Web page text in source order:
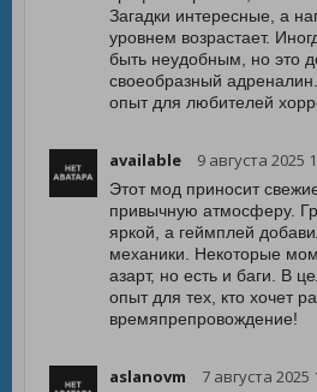
Загадки интересные, а
уровнем возрастает.
быть неудобным, но это
своеобразный
опыт для любителей
available 9 августа 2025
Этот мод приносит
привычную атмосферу.
яркой, а геймплей
механики. Некоторые
азарт, но есть и баги. В
опыт для тех, кто хочет
времяпрепровождение!
aslanovm 7 августа 2025